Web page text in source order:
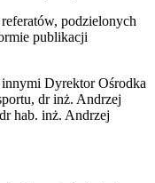
podzielonych
publikacji
Dyrektor Ośrodka
dr inż. Andrzej
hab. inż. Andrzej